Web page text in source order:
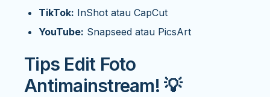
TikTok: InShot atau CapCut
YouTube: Snapseed atau PicsArt
Tips Edit Foto
Antimainstream! 💡